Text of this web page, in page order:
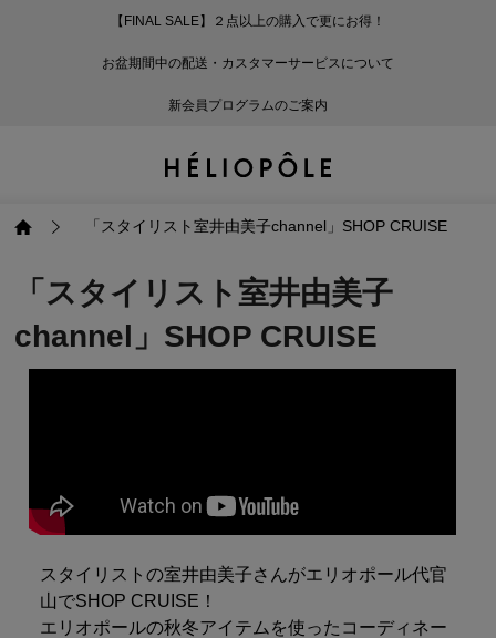
【FINAL SALE】２点以上の購入で更にお得！
お盆期間中の配送・カスタマーサービスについて
新会員プログラムのご案内
ジャケット・アウター
トップス
パンツ
スカート
シューズ
アクセサリー
戻る
コート（29）
ジャケット（34）
ブルゾン（25）
ダウンジャケット（
戻る
Tシャツ・カットソ
シャツ・ブラウス（
ニット（168）
スウェット（9）
パンツ
戻る
パンツ（169）
スカート
戻る
スカート（90）
ワンピース
戻る
ワンピース（67）
戻る
サンダル（31）
パンプス（4）
ブーツ（6）
スニーカー（3）
戻る
トートバッグ（22）
ショルダーバッグ（
かごバッグ（1）
その他バッグ（9）
ファッション雑貨
戻る
傘（10）
帽子（19）
ヘアアクセサリー（
スカーフ・ストール
（41）
アクセサリー
戻る
ネックレス（9）
ピアス・イヤリング
その他アクセサリー
ジャケット・アウター
トップス
パンツ
スカート
シューズ
アクセサリー
ジャケット・アウター
戻る
コート
ジャケット
ブルゾン
ダウンジャケット
トップス
戻る
Tシャツ・カットソー
シャツ・ブラウス
ニット
スウェット
パンツ
スカート
戻る
サンダル
パンプス
ブーツ
スニーカー
バッグ
戻る
トートバッグ
ショルダーバッグ
かごバッグ
その他バッグ
ファッション雑貨
戻る
傘
帽子
ヘアアクセサリー
スカーフ・ストール
その他
戻る
ネックレス
ピアス・イヤリング
その他アクセサリー
「スタイリスト室井由美子channel」SHOP CRUISE
「スタイリスト室井由美子
channel」SHOP CRUISE
スタイリストの室井由美子さんがエリオポール代官
山でSHOP CRUISE！
エリオポールの秋冬アイテムを使ったコーディネー